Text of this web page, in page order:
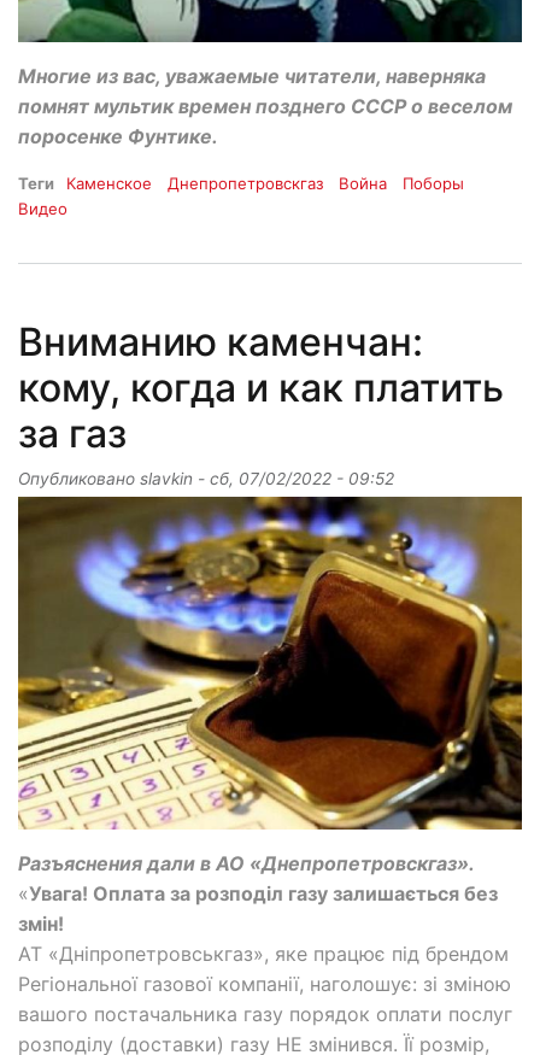
Многие из вас, уважаемые читатели, наверняка
помнят мультик времен позднего СССР о веселом
поросенке Фунтике.
Теги Каменское Днепропетровскгаз Война
Поборы
Видео
Вниманию каменчан:
кому, когда и как платить
за газ
Опубликовано slavkin - сб, 07/02/2022 - 09:52
Разъяснения дали в АО «Днепропетровскгаз».
«Увага! Оплата за розподіл газу залишається без
змін!
АТ «Дніпропетровськгаз», яке працює під брендом
Регіональної газової компанії, наголошує: зі зміною
вашого постачальника газу порядок оплати послуг
розподілу (доставки) газу НЕ змінився. Її розмір,